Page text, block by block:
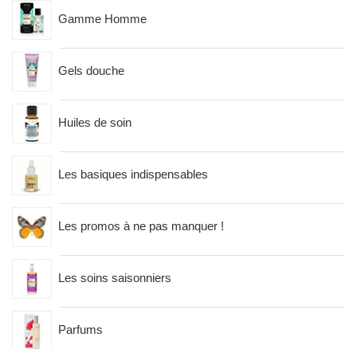
Gamme Homme
Gels douche
Huiles de soin
Les basiques indispensables
Les promos à ne pas manquer !
Les soins saisonniers
Parfums